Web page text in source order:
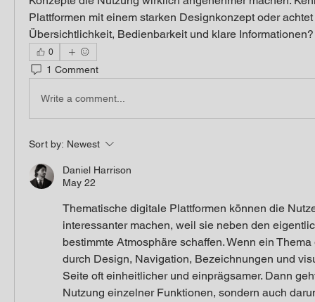
Plattformen mit einem starken Designkonzept oder
Übersichtlichkeit, Bedienbarkeit und klare Informationen?
0
1 Comment
Write a comment...
Sort by: Newest
Daniel Harrison
May 22
Thematische digitale Plattformen können die
interessanter machen, weil sie neben den
bestimmte Atmosphäre schaffen. Wenn ein
durch Design, Navigation, Bezeichnungen und
Seite oft einheitlicher und einprägsamer. Dann
Nutzung einzelner Funktionen, sondern auch